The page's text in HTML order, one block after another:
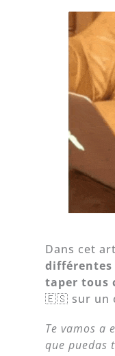
Dans cet
différentes
taper tous
🇪🇸 sur un
Te vamos a
que puedas